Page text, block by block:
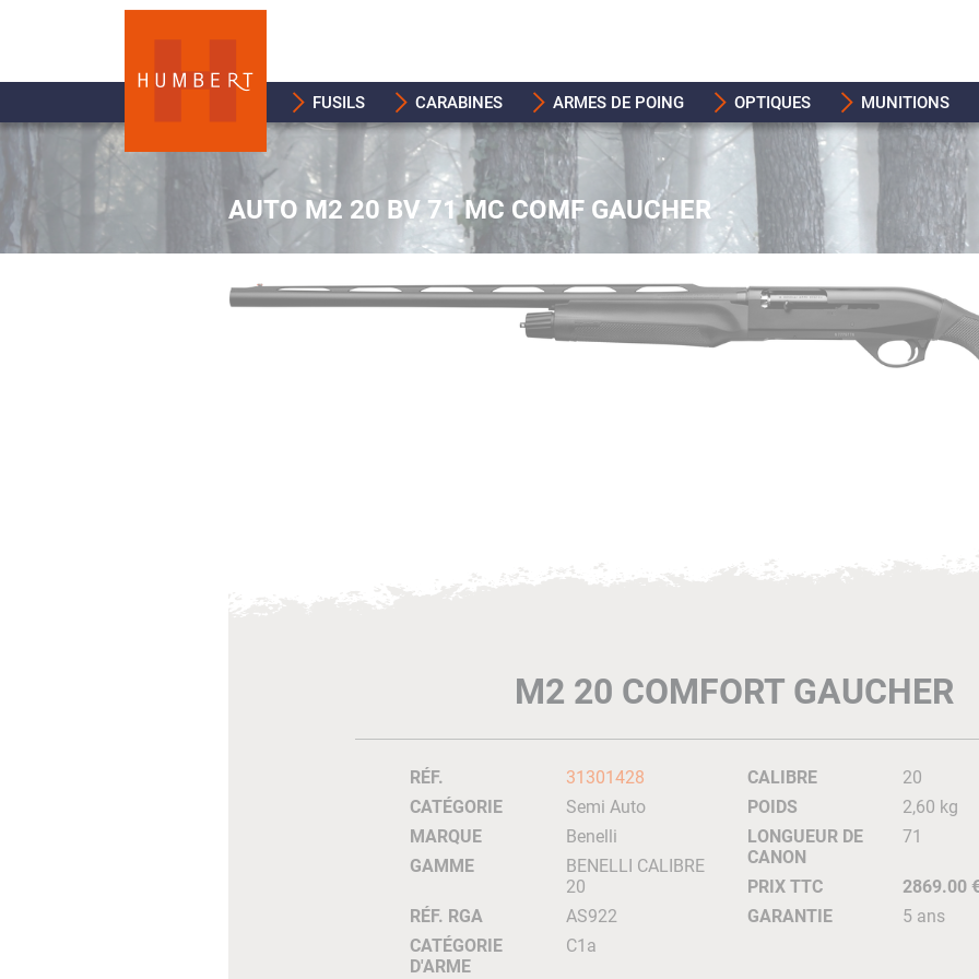
FUSILS CARABINES ARMES DE POING OPTIQUES MUNITIONS
AUTO M2 20 BV 71 MC COMF GAUCHER
M2 20 COMFORT GAUCHER
RÉF.
31301428
CATÉGORIE
Semi Auto
MARQUE
Benelli
GAMME
BENELLI CALIBRE
20
RÉF. RGA
AS922
CATÉGORIE
D'ARME
C1a
CALIBRE
20
POIDS
2,60 kg
LONGUEUR DE
CANON
71
PRIX TTC
2869.00
GARANTIE
5 ans